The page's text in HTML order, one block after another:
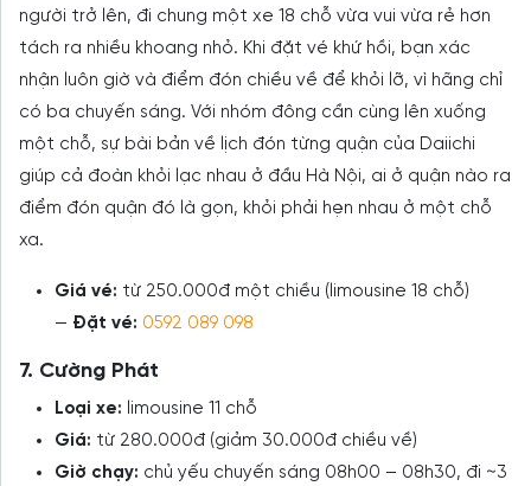
người trở lên, đi chung một xe 18 chỗ vừa vui vừa rẻ hơn
tách ra nhiều khoang nhỏ. Khi đặt vé khứ hồi, bạn xác
nhận luôn giờ và điểm đón chiều về để khỏi lỡ, vì hãng chỉ
có ba chuyến sáng. Với nhóm đông cần cùng lên xuống
một chỗ, sự bài bản về lịch đón từng quận của Daiichi
giúp cả đoàn khỏi lạc nhau ở đầu Hà Nội, ai ở quận nào ra
điểm đón quận đó là gọn, khỏi phải hẹn nhau ở một chỗ
xa.
Giá vé: từ 250.000đ một chiều (limousine 18 chỗ)
— Đặt vé: 0592 089 098
7. Cường Phát
Loại xe: limousine 11 chỗ
Giá: từ 280.000đ (giảm 30.000đ chiều về)
Giờ chạy: chủ yếu chuyến sáng 08h00 – 08h30, đi ~3